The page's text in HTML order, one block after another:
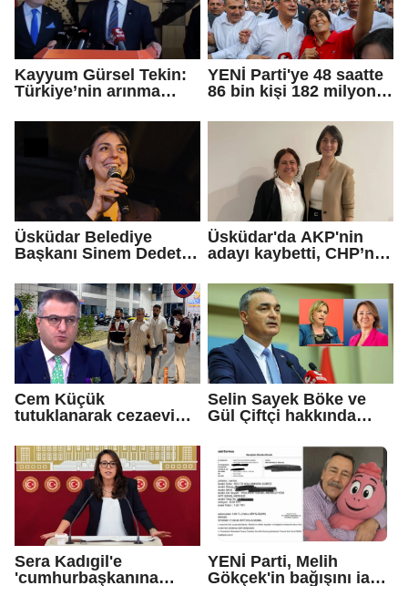
Kayyum Gürsel Tekin:
Türkiye’nin arınma
geldiniz...
YENİ Parti'ye 48 saatte
86 bin kişi 182 milyon
Üsküdar Belediye
Başkanı Sinem Dedetaş
Üsküdar'da AKP'nin
adayı kaybetti, CHP’nin
Çetinkaya Başkan
Vekili seçildi
Cem Küçük
tutuklanarak cezaevine
Selin Sayek Böke ve
Gül Çiftçi hakkında
başlatılacak
Sera Kadıgil'e
'cumhurbaşkanına
YENİ Parti, Melih
Gökçek'in bağışını iade